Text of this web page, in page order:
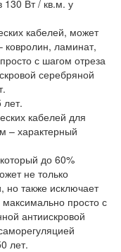
Вт / кв.м. у
кабелей, может
ковролин, ламинат,
с шагом отреза
серебряной
лет.
кабелей для
– характерный
до 60%
не только
но также исключает
просто с
антиискровой
лет.